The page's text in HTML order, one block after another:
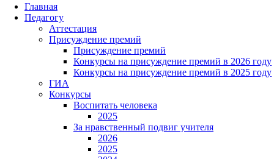
Главная
Педагогу
Аттестация
Присуждение премий
Присуждение премий
Конкурсы на присуждение премий в 2026 году
Конкурсы на присуждение премий в 2025 году
ГИА
Конкурсы
Воспитать человека
2025
За нравственный подвиг учителя
2026
2025